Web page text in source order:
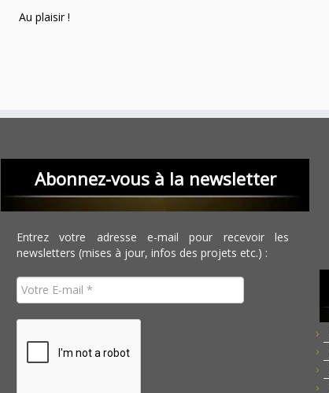
Au plaisir !
Abonnez-vous à la newsletter
Entrez votre adresse e-mail pour recevoir les
newsletters (mises à jour, infos des projets etc.) :